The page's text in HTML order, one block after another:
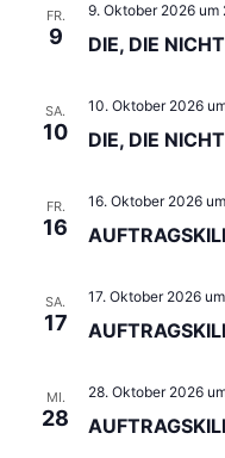
FR.
9 DIE, DIE
9. Oktober 2026 um
SA.
10 DIE, DIE
10. Oktober 2026
FR.
16
16. Oktober 2026
SA.
17
17. Oktober 2026
MI.
28
28. Oktober 2026